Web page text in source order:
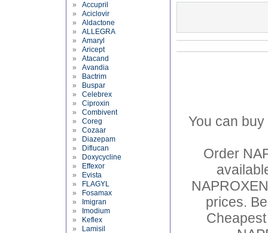
» Accupril
» Aciclovir
» Aldactone
» ALLEGRA
» Amaryl
» Aricept
» Atacand
» Avandia
»
Bactrim
»
Buspar
» Celebrex
» Ciproxin
» Combivent
» Coreg
» Cozaar
»
Diazepam
»
Diflucan
»
Doxycycline
»
Effexor
»
Evista
»
FLAGYL
»
Fosamax
»
Imigran
»
Imodium
»
Keflex
»
Lamisil
You can
Order
prices.